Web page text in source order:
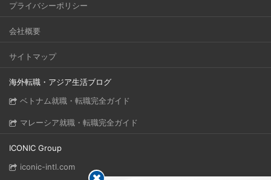
プライバシーポリシー
会社概要
サイトマップ
海外転職・アジア生活ブログ
ベトナム就職・転職完全ガイド
マレーシア就職・転職完全ガイド
ICONIC Group
iconic-intl.com